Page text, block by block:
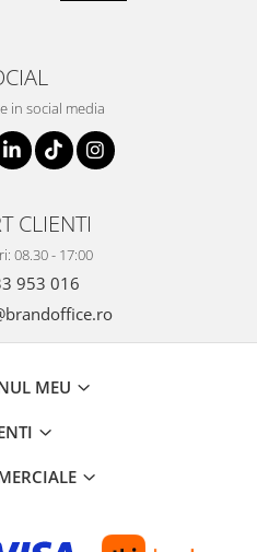
in social media
CLIENTI
08.30 - 17:00
953 016
MEU